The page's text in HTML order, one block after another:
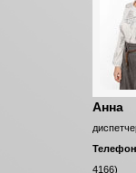
Анна
4166)